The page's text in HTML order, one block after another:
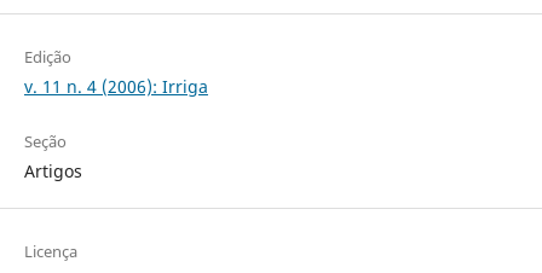
Edição
v. 11 n. 4 (2006): Irriga
Seção
Artigos
Licença